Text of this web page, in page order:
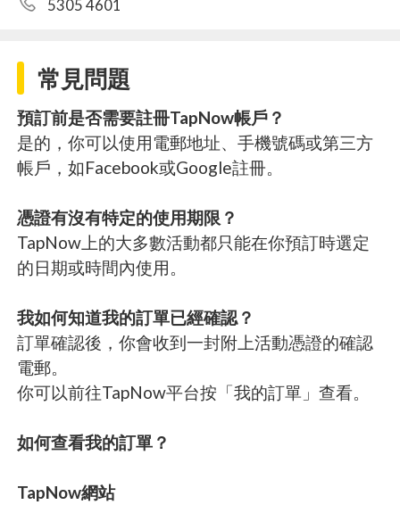
5305 4601
常見問題
預訂前是否需要註冊TapNow帳戶？
是的，你可以使用電郵地址、手機號碼或第三方
帳戶，如Facebook或Google註冊。
憑證有沒有特定的使用期限？
TapNow上的大多數活動都只能在你預訂時選定
的日期或時間內使用。
我如何知道我的訂單已經確認？
訂單確認後，你會收到一封附上活動憑證的確認
電郵。
你可以前往TapNow平台按「我的訂單」查看。
如何查看我的訂單？
TapNow網站